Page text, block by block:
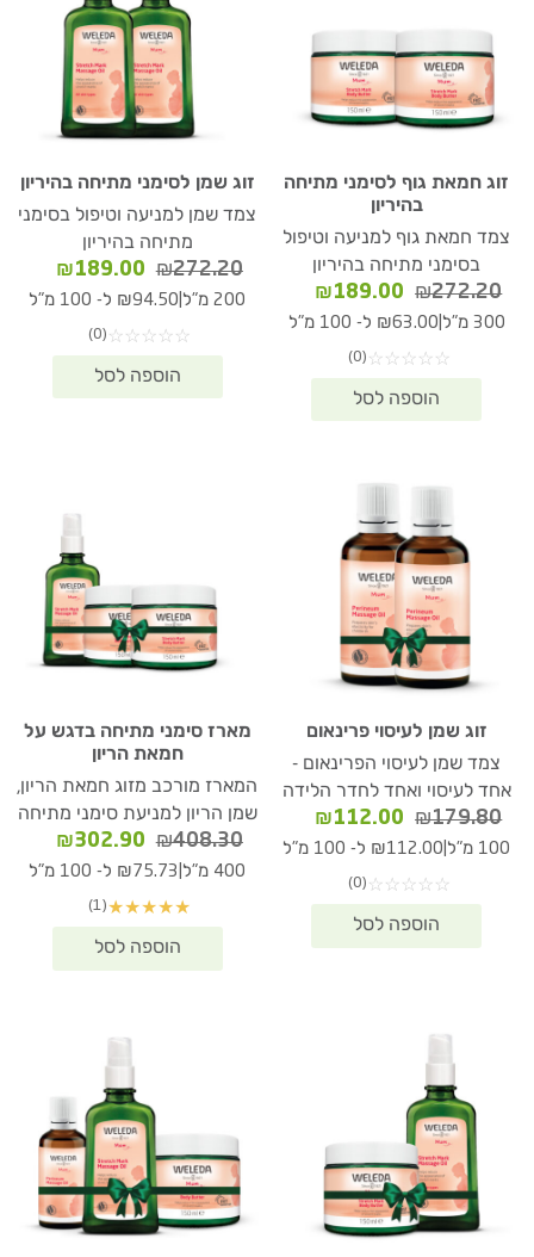
זוג חמאת גוף לסימני מתיחה
בהיריון
צמד חמאת גוף למניעה וטיפול
בסימני מתיחה בהיריון
₪272.20
המחיר
המקורי
₪272.20.
₪189.00
המחיר
הנוכחי
300 מ"ל ₪63.00 ל- 100 מ"ל
☆
☆
☆
☆
☆
(0)
זוג שמן לסימני מתיחה בהיריון
צמד שמן למניעה וטיפול בסימני
מתיחה בהיריון
₪272.20
המחיר
המקורי
₪272.20.
₪189.00
הנוכחי
200 מ"ל ₪94.50 ל- 100 מ"ל
☆
☆
☆
☆
☆
(0)
זוג שמן לעיסוי פרינאום
צמד שמן לעיסוי הפרינאום -
אחד לעיסוי ואחד לחדר הלידה
₪179.80
המחיר
המקורי
₪179.80.
₪112.00
המחיר
הנוכחי
100 מ"ל ₪112.00 ל- 100 מ"ל
☆
☆
☆
☆
☆
(0)
מארז סימני מתיחה בדגש על
חמאת הריון
המארז מורכב מזוג חמאת הריון,
שמן הריון למניעת סימני מתיחה
₪408.30
המחיר
המקורי
₪408.30.
₪302.90
הנוכחי
400 מ"ל ₪75.73 ל- 100 מ"ל
★
★
★
★
★
(1)